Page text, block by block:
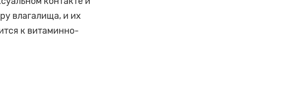
влагалища, и их
к витаминно-